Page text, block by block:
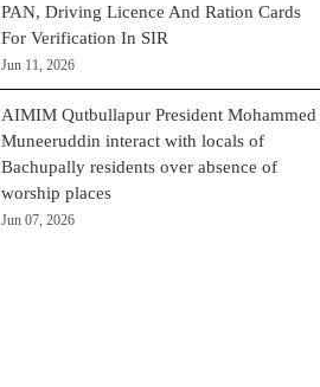
PAN, Driving Licence And Ration Cards
For Verification In SIR
Jun 11, 2026
AIMIM Qutbullapur President Mohammed
Muneeruddin interact with locals of
Bachupally residents over absence of
worship places
Jun 07, 2026